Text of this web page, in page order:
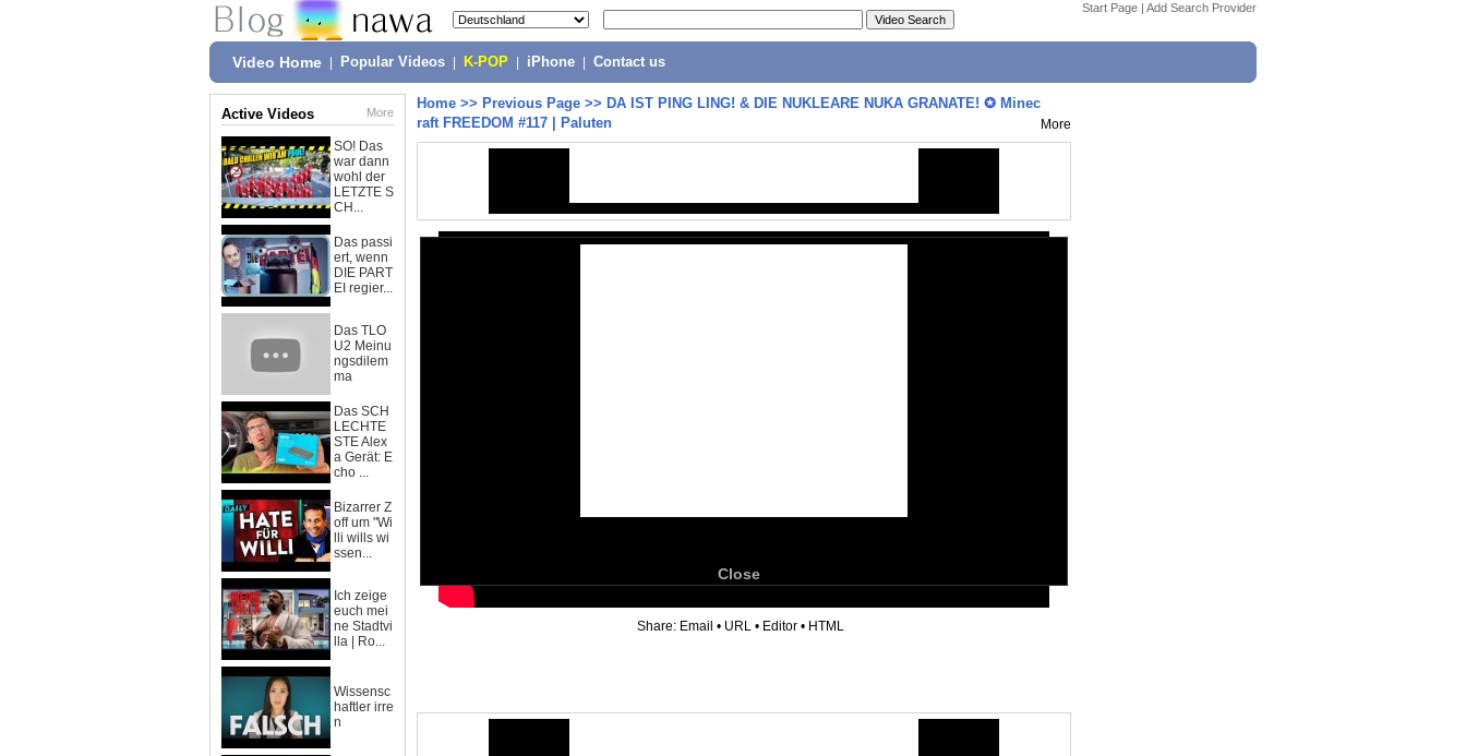
Start Page | Add Search Provider
Video Home Popular Videos K-POP iPhone Contact us
Active Videos More
SO! Das
war dann
wohl der
LETZTE S
CH...
Das passi
ert, wenn
DIE PART
EI regier...
Das TLO
U2 Meinu
ngsdilem
ma
Das SCH
LECHTE
STE Alex
a Gerät: E
cho ...
Bizarrer Z
off um "Wi
lli wills wi
ssen...
Ich zeige
euch mei
ne Stadtvi
lla | Ro...
Wissensc
haftler irre
n
Home >> Previous Page >> DA IST PING LING! & DIE NUKLEARE NUKA GRANATE! ✪ Minec
raft FREEDOM #117 | Paluten
More
Close
Share: Email • URL • Editor • HTML